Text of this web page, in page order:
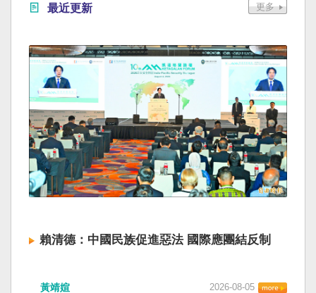
最近更新
賴清德：中國民族促進惡法 國際應團結反制
黃靖媗 2026-08-05